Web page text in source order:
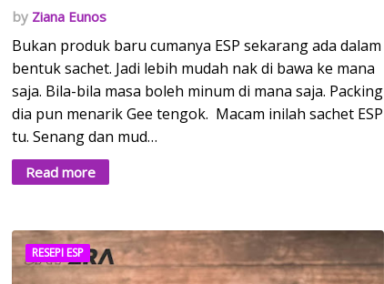
Ziana Eunos
Bukan produk baru cumanya ESP sekarang ada dalam
bentuk sachet. Jadi lebih mudah nak di bawa ke mana
saja. Bila-bila masa boleh minum di mana saja. Packing
dia pun menarik Gee tengok. Macam inilah sachet ESP
tu. Senang dan mud…
Read more
RESEPI ESP